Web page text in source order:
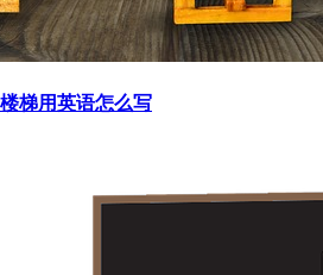
梯用英语怎么写